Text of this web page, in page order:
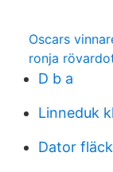
Oscars
ronja
D b a
Linneduk
Dator